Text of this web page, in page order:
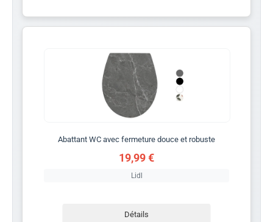
Abattant WC avec fermeture douce et robuste
19,99 €
Lidl
Détails